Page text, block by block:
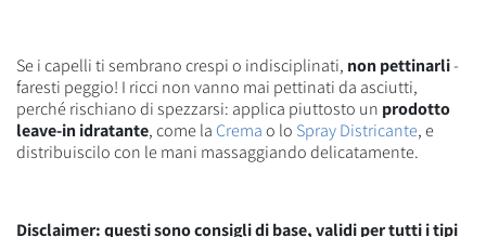
Se i capelli ti sembrano crespi o indisciplinati, non pettinarli-
faresti peggio! I ricci non vanno mai pettinati da asciutti,
perché rischiano di spezzarsi: applica piuttosto un prodotto
leave-in idratante, come laCremao lo Spray Districante, e
distribuiscilo con le mani massaggiando delicatamente.
Disclaimer: questi sono consigli di base, validi per tutti i tipi